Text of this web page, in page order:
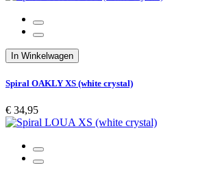
In Winkelwagen
Spiral OAKLY XS (white crystal)
€ 34,95